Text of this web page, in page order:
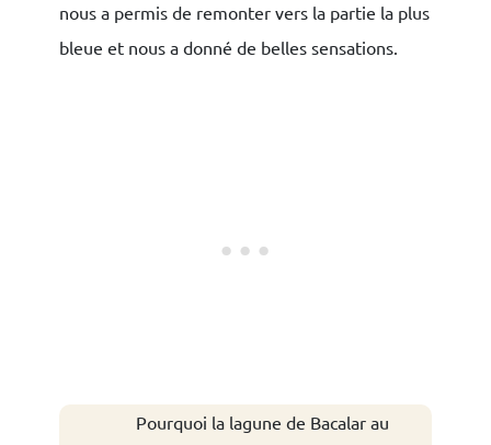
nous a permis de remonter vers la partie la plus
bleue et nous a donné de belles sensations.
Pourquoi la lagune de Bacalar au